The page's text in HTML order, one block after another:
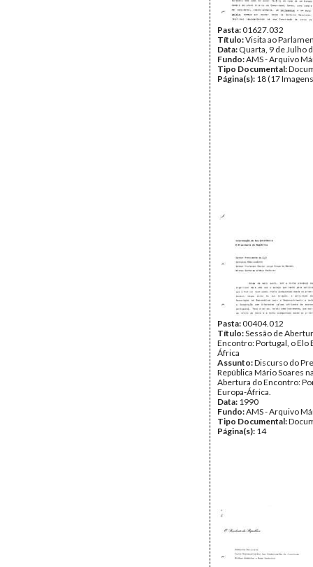
Pasta:01627.032
Título:Visita ao
Data: Quarta, 9 de Julho
Fundo:AMS - Arquivo
Tipo Documental:
Página(s): 18 (17
Pasta:00404.012
Título:Sessão de
Encontro: Portugal, o Elo
África
Assunto:Discurso do
República Mário Soares
Abertura do Encontro:
Europa-África.
Data: 1990
Fundo:AMS - Arquivo
Tipo Documental:
Página(s): 14